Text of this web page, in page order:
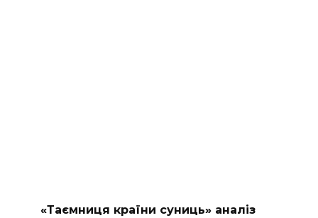
«Таємниця країни суниць» аналіз